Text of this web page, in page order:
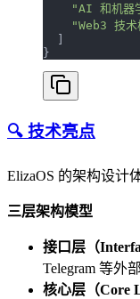
"AI 和机器
"Web3 技术
}
🔍 技术亮点
ElizaOS 的架构设计
三层架构模型
接口层（
Telegram 等外
核心层（Core